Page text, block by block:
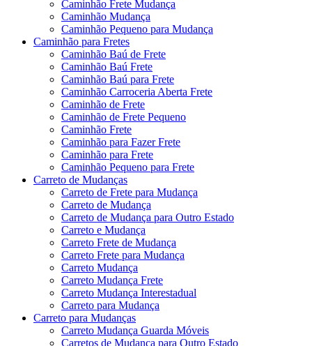
Caminhão Frete Mudança
Caminhão Mudança
Caminhão Pequeno para Mudança
Caminhão para Fretes
Caminhão Baú de Frete
Caminhão Baú Frete
Caminhão Baú para Frete
Caminhão Carroceria Aberta Frete
Caminhão de Frete
Caminhão de Frete Pequeno
Caminhão Frete
Caminhão para Fazer Frete
Caminhão para Frete
Caminhão Pequeno para Frete
Carreto de Mudanças
Carreto de Frete para Mudança
Carreto de Mudança
Carreto de Mudança para Outro Estado
Carreto e Mudança
Carreto Frete de Mudança
Carreto Frete para Mudança
Carreto Mudança
Carreto Mudança Frete
Carreto Mudança Interestadual
Carreto para Mudança
Carreto para Mudanças
Carreto Mudança Guarda Móveis
Carretos de Mudança para Outro Estado